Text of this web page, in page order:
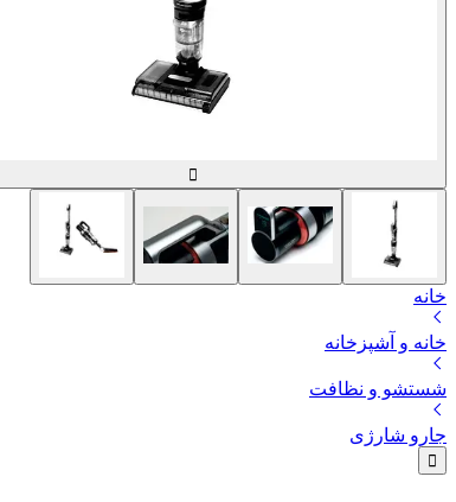
خانه
خانه و آشپزخانه
شستشو و نظافت
جارو شارژی